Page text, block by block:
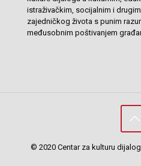
istraživačkim, socijalnim i
zajedničkog života s punim
međusobnim poštivanjem
© 2020 Centar za kulturu